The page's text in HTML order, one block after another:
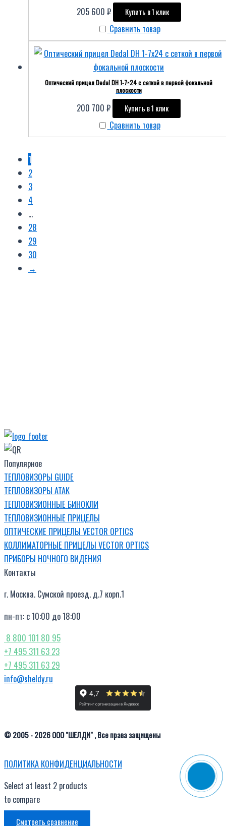
205 600 ₽ Купить в 1 клик
Сравнить товар
Оптический прицел Dedal DH 1-7×24 с сеткой в первой фокальной
плоскости
200 700 ₽ Купить в 1 клик
Сравнить товар
1
2
3
4
…
28
29
30
→
Популярное
ТЕПЛОВИЗОРЫ GUIDE
ТЕПЛОВИЗОРЫ ATAK
ТЕПЛОВИЗИОННЫЕ БИНОКЛИ
ТЕПЛОВИЗИОННЫЕ ПРИЦЕЛЫ
ОПТИЧЕСКИЕ ПРИЦЕЛЫ VECTOR OPTICS
КОЛЛИМАТОРНЫЕ ПРИЦЕЛЫ VECTOR OPTICS
ПРИБОРЫ НОЧНОГО ВИДЕНИЯ
Контакты
г. Москва. Сумской проезд. д.7 корп.1
пн-пт: с 10:00 до 18:00
8 800 101 80 95
+7 495 311 63 23
+7 495 311 63 29
info@sheldy.ru
© 2005 - 2026 ООО "ШЕЛДИ" , Все права защищены
ПОЛИТИКА КОНФИДЕНЦИАЛЬНОСТИ
Select at least 2 products
to compare
Смотреть сравнение